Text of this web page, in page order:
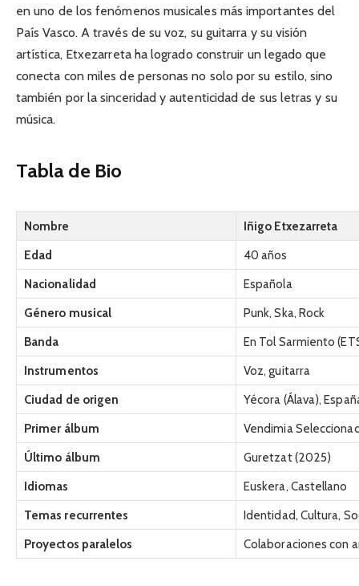
en uno de los fenómenos musicales más importantes del
País Vasco. A través de su voz, su guitarra y su visión
artística, Etxezarreta ha logrado construir un legado que
conecta con miles de personas no solo por su estilo, sino
también por la sinceridad y autenticidad de sus letras y su
música.
Tabla de Bio
Nombre
Iñigo Etxezarreta
Edad
40 años
Nacionalidad
Española
Género musical
Punk, Ska, Rock
Banda
En Tol Sarmiento
Instrumentos
Voz, guitarra
Ciudad de origen
Yécora (Álava),
Primer álbum
Vendimia
Último álbum
Guretzat (2025)
Idiomas
Euskera, Castellano
Temas recurrentes
Identidad, Cultura,
Proyectos paralelos
Colaboraciones con